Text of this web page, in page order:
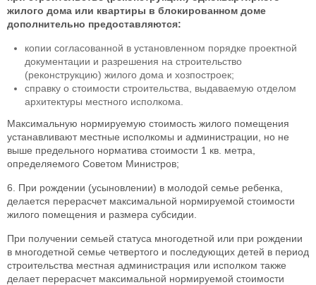
жилого дома или квартиры в блокированном доме
дополнительно предоставляются:
копии согласованной в установленном порядке проектной
документации и разрешения на строительство
(реконструкцию) жилого дома и хозпостроек;
справку о стоимости строительства, выдаваемую отделом
архитектуры местного исполкома.
Максимальную нормируемую стоимость жилого помещения
устанавливают местные исполкомы и администрации, но не
выше предельного норматива стоимости 1 кв. метра,
определяемого Советом Министров;
6. При рождении (усыновлении) в молодой семье ребенка,
делается перерасчет максимальной нормируемой стоимости
жилого помещения и размера субсидии.
При получении семьей статуса многодетной или при рождении
в многодетной семье четвертого и последующих детей в период
строительства местная администрация или исполком также
делает перерасчет максимальной нормируемой стоимости